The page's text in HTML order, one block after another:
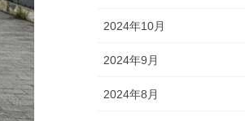
2024年10月
2024年9月
2024年8月